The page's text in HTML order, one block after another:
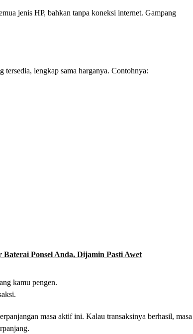
jenis HP, bahkan tanpa koneksi internet. Gampang
lengkap sama harganya. Contohnya:
Ponsel Anda, Dijamin Pasti Awet
kamu pengen.
masa aktif ini. Kalau transaksinya berhasil, masa